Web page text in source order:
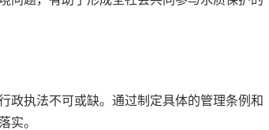
政执法不可或缺。通过制定具体的管理条例和
实。